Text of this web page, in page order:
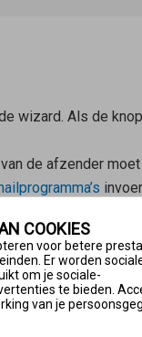
wizard. Als de
de afzender
instellingen’).
gegevens
in.
COOKIES
voor betere
Er worden
om je sociale-
te bieden.
van je